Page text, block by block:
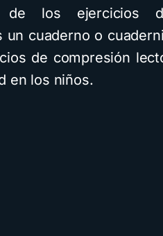
de los ejercicios
un cuaderno o
de compresión
en los niños.